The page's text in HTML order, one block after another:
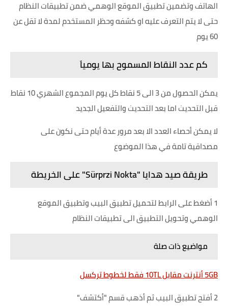
الهاتف وتضمين تطبيق الموقع الوهمي ضمن تطبيقات النظام
حتى لا يتم التعرف عليه او كشفه وحظر المستخدم لمدة لا تقل عن
60 يوم
كم عدد النقاط المسموح بها يومياَ
يمكن الحصول من 3 الى 5 نقاط كل يوم المجموع الشهري 10 نقاط
قبل التحديث اما بعد التحديث والتفعيل الجديد
لا يمكن أحصاء العدد الا بعد مرور عدة أيام حتى نكون على
مصداقية تامة في هذا الموضوع
طريقة صيد هدايا "Sürprzi Nokta" على الخريطة
1 أضغط على الرابط لتحميل تطبيق البيب وتطبيق الموقع
الوهمي وتحويل التطبيق الى تطبيقات النظام
مواضيع ذات صلة
5GB أنترنت مقابل 10TL فقط لخطوط تركسل
2 أفتح تطبيق البيب ثم أذهب قسم "أكتشف"